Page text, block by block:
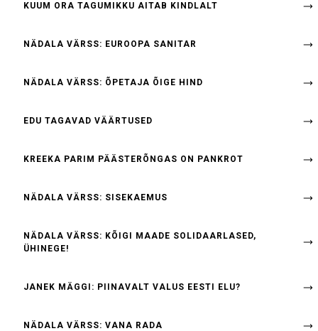
KUUM ORA TAGUMIKKU AITAB KINDLALT
NÄDALA VÄRSS: EUROOPA SANITAR
NÄDALA VÄRSS: ÕPETAJA ÕIGE HIND
EDU TAGAVAD VÄÄRTUSED
KREEKA PARIM PÄÄSTERÕNGAS ON PANKROT
NÄDALA VÄRSS: SISEKAEMUS
NÄDALA VÄRSS: KÕIGI MAADE SOLIDAARLASED,
ÜHINEGE!
JANEK MÄGGI: PIINAVALT VALUS EESTI ELU?
NÄDALA VÄRSS: VANA RADA